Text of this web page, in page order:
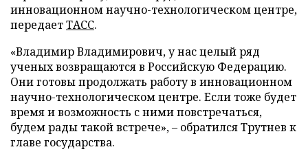
инновационном научно-технологическом центре,
передаетТАСС.
«Владимир Владимирович, у нас целый ряд
ученых возвращаются в Российскую Федерацию.
Они готовы продолжать работу в инновационном
научно-технологическом центре. Если тоже будет
время и возможность с ними повстречаться,
будем рады такой встрече», – обратился Трутнев к
главе государства.